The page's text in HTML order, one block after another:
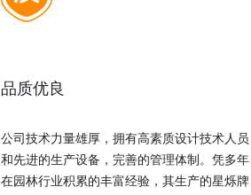
品质优良
公司技术力量雄厚，拥有高素质设计技术人员
和先进的生产设备，完善的管理体制。凭多年
在园林行业积累的丰富经验，其生产的星烁牌